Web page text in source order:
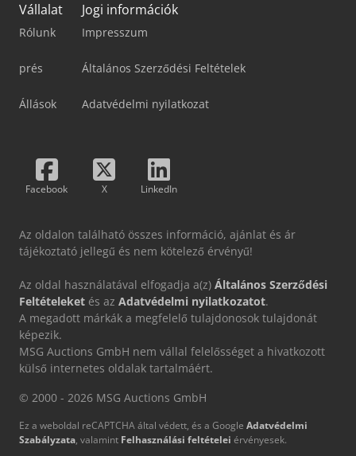
Vállalat
Rólunk
prés
Állások
Jogi információk
Impresszum
Általános Szerződési Feltételek
Adatvédelmi nyilatkozat
Facebook X LinkedIn
Az oldalon található összes információ, ajánlat és ár
tájékoztató jellegű és nem kötelező érvényű!
Az oldal használatával elfogadja a(z) Általános Szerződési
Feltételeket és az Adatvédelmi nyilatkozatot.
A megadott márkák a megfelelő tulajdonosok tulajdonát
képezik.
MSG Auctions GmbH nem vállal felelősséget a hivatkozott
külső internetes oldalak tartalmáért.
© 2000 - 2026 MSG Auctions GmbH
Ez a weboldal reCAPTCHA által védett, és a Google Adatvédelmi
Szabályzata, valamint Felhasználási feltételei érvényesek.